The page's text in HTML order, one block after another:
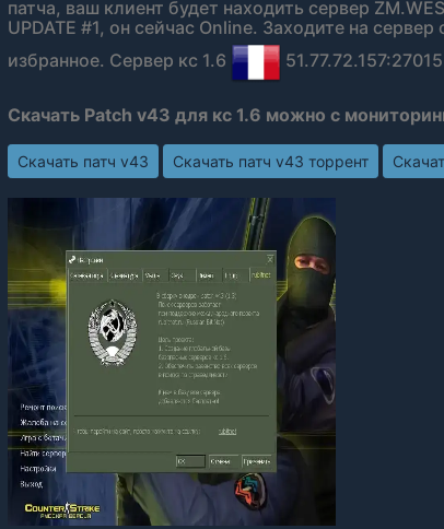
патча, ваш клиент будет находить сервер
UPDATE #1, он сейчас Online. Заходите на
избранное. Сервер кс 1.6
Скачать Patch v43 для кс 1.6 можно с
Скачать патч v43 Скачать патч v43 торрент